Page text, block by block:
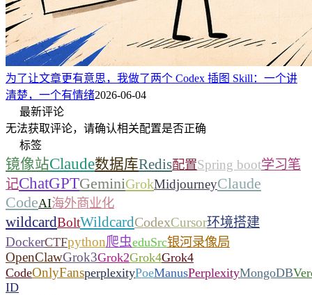
为了让文章更有意思，我做了两个 Codex 插图 Skill：一个讲
清楚，一个有情绪2026-06-04
最新评论
无法获取评论，请确认相关配置是否正确
标签
镜像站Claude数据库Redis配置Spring boot学习笔
记ChatGPTGeminiGrokMidjourneyClaude
CodeAI海外商业化
wildcardBoltWildcardCodexCursor环境搭建
DockerCTFpython爬虫eduSrc银河录像局
OpenClawGrok3Grok2Grok4Grok4
CodeOnlyFansperplexityPoeManusPerplexityMongoDB
ID